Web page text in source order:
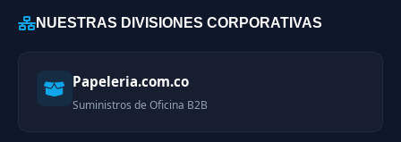
NUESTRAS DIVISIONES CORPORATIVAS
Papeleria.com.co
Suministros de Oficina B2B